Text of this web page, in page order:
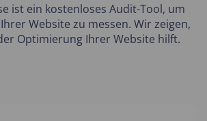
ist ein kostenloses Audit-Tool, um
Website zu messen. Wir zeigen,
Optimierung Ihrer Website hilft.